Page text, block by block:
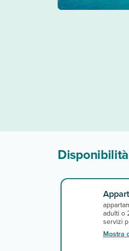
adulti o
servizi
divano
angolo
Mostra